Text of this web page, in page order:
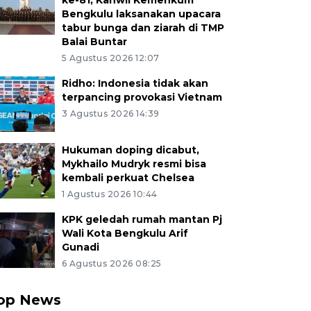
Bengkulu laksanakan upacara
tabur bunga dan ziarah di TMP
Balai Buntar
5 Agustus 2026 12:07
Ridho: Indonesia tidak akan
terpancing provokasi Vietnam
3 Agustus 2026 14:39
Hukuman doping dicabut,
Mykhailo Mudryk resmi bisa
kembali perkuat Chelsea
1 Agustus 2026 10:44
KPK geledah rumah mantan Pj
Wali Kota Bengkulu Arif
Gunadi
6 Agustus 2026 08:25
News